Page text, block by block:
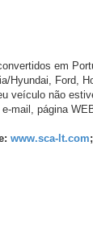
em
Hyundai, Ford,
veículo não
mail, página
www.sca-lt.com;